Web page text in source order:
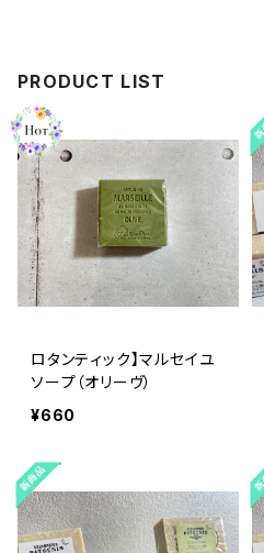
PRODUCT LIST
ロタンティック】マルセイユ
ソープ（オリーヴ）
¥660